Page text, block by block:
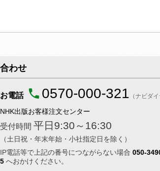
わせ
お電話 0570-000-321 （ナビダイ
NHK出版お客様注文センター
受付時間 平日9:30～16:30
（土日祝・年末年始・小社指定日を除く）
IP電話等で上記の番号につながらない場合 050-
5 へおかけください。